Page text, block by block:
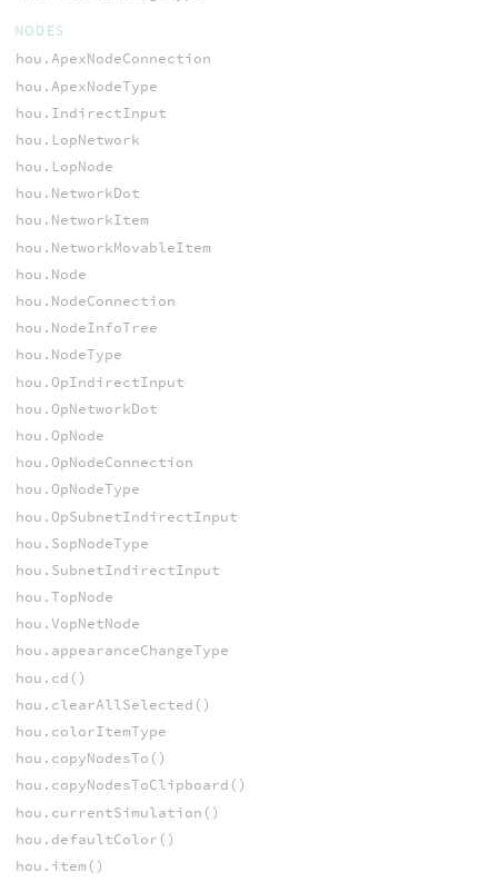
NODES
hou.ApexNodeConnection
hou.ApexNodeType
hou.IndirectInput
hou.LopNetwork
hou.LopNode
hou.NetworkDot
hou.NetworkItem
hou.NetworkMovableItem
hou.Node
hou.NodeConnection
hou.NodeInfoTree
hou.NodeType
hou.OpIndirectInput
hou.OpNetworkDot
hou.OpNode
hou.OpNodeConnection
hou.OpNodeType
hou.OpSubnetIndirectInput
hou.SopNodeType
hou.SubnetIndirectInput
hou.TopNode
hou.VopNetNode
hou.appearanceChangeType
hou.cd()
hou.clearAllSelected()
hou.colorItemType
hou.copyNodesTo()
hou.copyNodesToClipboard()
hou.currentSimulation()
hou.defaultColor()
hou.item()